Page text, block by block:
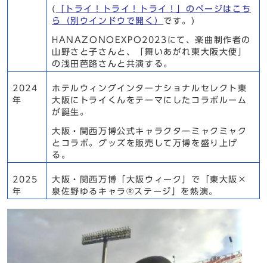
(
「トライ！トライ！トライ！」のページはこち
ら
（別ウインドウで開く） です。)
HANAZONOEXPO2023にて、楽曲制作者の
山野さと子さんと、「舞いあがれ東大阪大使」
の浅田芭路さんと共演する。
2024
年
ホテルウィングインターナショナルセレクト東
大阪にトライくんをテーマにしたコラボルーム
が誕生。
大阪・関西万博公式キャラクターミャクミャク
とコラボ。グッズを販売して万博を盛り上げ
る。
2025
年
大阪・関西万博「大阪ウィーク」で「東大阪×
泉佐野ゆるキャラ®ステージ」を熱演。